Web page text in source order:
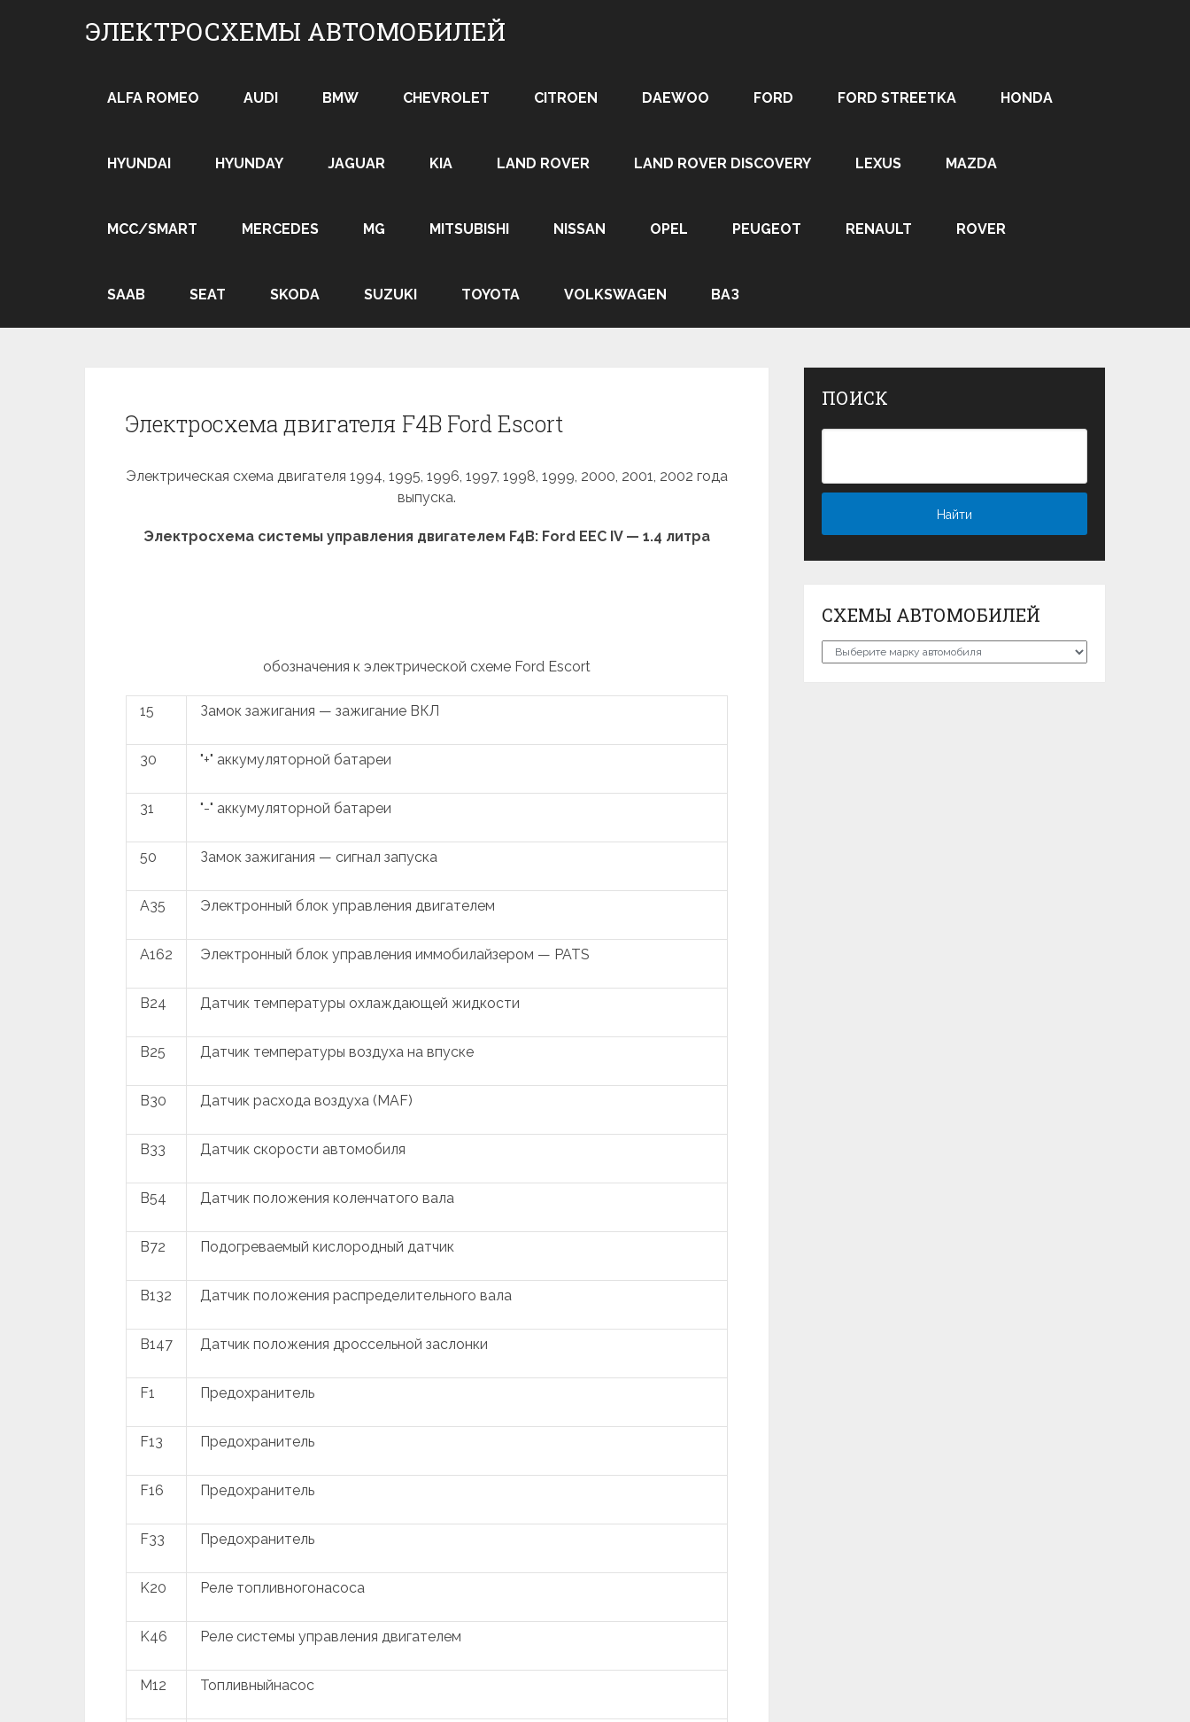
ЭЛЕКТРОСХЕМЫ АВТОМОБИЛЕЙ
ALFA ROMEO AUDI BMW CHEVROLET CITROEN DAEWOO FORD FORD STREETKA HONDA
HYUNDAI HYUNDAY JAGUAR KIA LAND ROVER LAND ROVER DISCOVERY LEXUS MAZDA
MCC/SMART MERCEDES MG MITSUBISHI NISSAN OPEL PEUGEOT RENAULT ROVER
SAAB SEAT SKODA SUZUKI TOYOTA VOLKSWAGEN ВАЗ
Электросхема двигателя F4B Ford Escort
Электрическая схема двигателя 1994, 1995, 1996, 1997, 1998, 1999, 2000, 2001, 2002 года
выпуска.
Электросхема системы управления двигателем F4B: Ford EEC IV — 1.4 литра
обозначения к электрической схеме Ford Escort
15 Замок зажигания — зажигание ВКЛ
30 "+" аккумуляторной батареи
31 "-" аккумуляторной батареи
50 Замок зажигания — сигнал запуска
A35 Электронный блок управления двигателем
A162 Электронный блок управления иммобилайзером — PATS
B24 Датчик температуры охлаждающей жидкости
B25 Датчик температуры воздуха на впуске
B30 Датчик расхода воздуха (MAF)
B33 Датчик скорости автомобиля
B54 Датчик положения коленчатого вала
B72 Подогреваемый кислородный датчик
B132 Датчик положения распределительного вала
B147 Датчик положения дроссельной заслонки
F1 Предохранитель
F13 Предохранитель
F16 Предохранитель
F33 Предохранитель
K20 Реле топливногонасоса
K46 Реле системы управления двигателем
M12 Топливныйнасос
ПОИСК
СХЕМЫ АВТОМОБИЛЕЙ
Схемы